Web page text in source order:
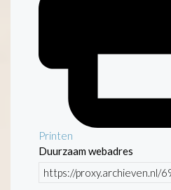
Printen
Duurzaam webadres